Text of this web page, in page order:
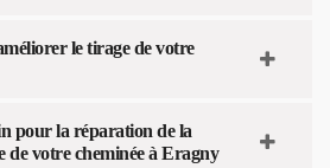
le tirage de votre
pour la réparation de la
de votre cheminée à Eragny